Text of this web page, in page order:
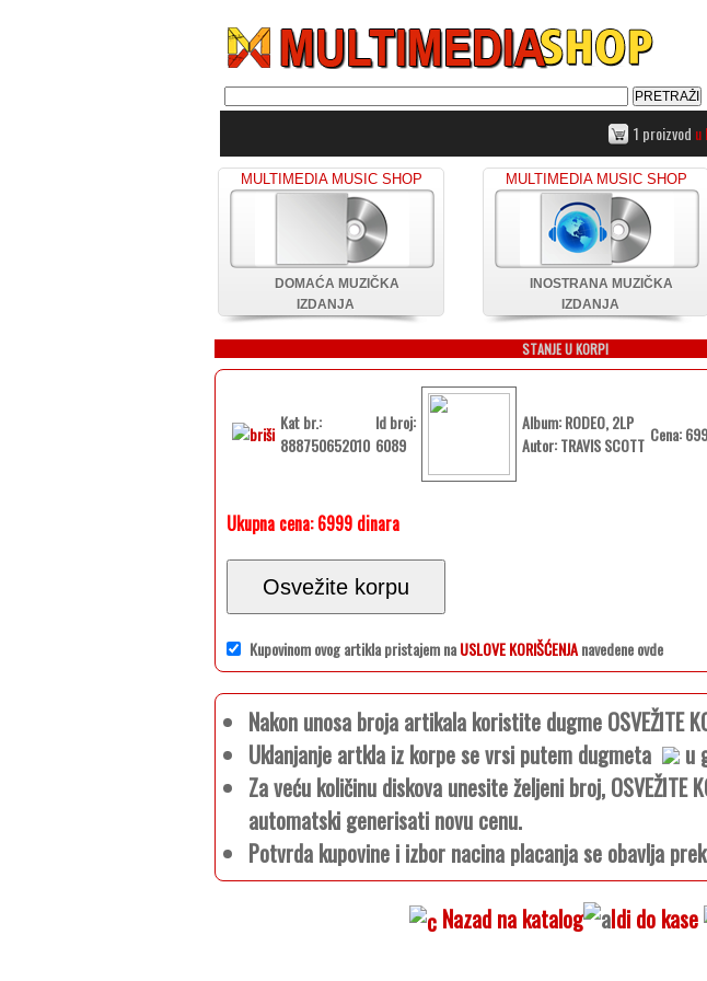
1 proizvod u
MULTIMEDIA MUSIC SHOP
DOMAĆA MUZIČKA
IZDANJA
MULTIMEDIA MUSIC SHOP
INOSTRANA MUZIČKA
IZDANJA
STANJE U KORPI
Kat br.:
888750652010
Id broj:
6089
Album: RODEO, 2LP
Autor: TRAVIS SCOTT Cena:
Ukupna cena:6999 dinara
Osvežite korpu
Kupovinom ovog artikla pristajem naUSLOVE KORIŠĆENJAnavedene ovde
Nakon unosa broja artikala koristite dugme OSVEŽITE
Uklanjanje artkla iz korpe se vrsi putem dugmeta
u
Za veću količinu diskova unesite željeni broj, OSVEŽITE
automatski generisati novu cenu.
Potvrda kupovine i izbor nacina placanja se obavlja
Nazad na katalog
Idi do kase